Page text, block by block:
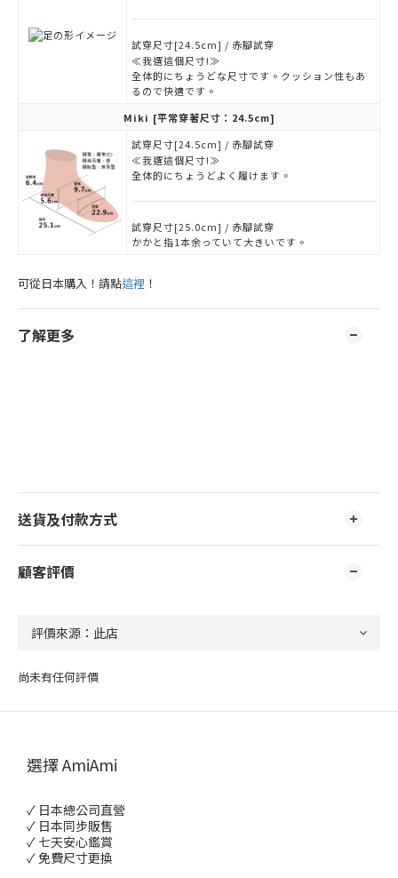
試穿尺寸[24.5cm] / 赤腳試穿
≪我選這個尺寸!≫
全体的にちょうどな尺寸です。クッション性もあ
るので快適です。
Miki [平常穿著尺寸：24.5cm]
試穿尺寸[24.5cm] / 赤腳試穿
≪我選這個尺寸!≫
全体的にちょうどよく履けます。
試穿尺寸[25.0cm] / 赤腳試穿
かかと指1本余っていて大きいです。
可從日本購入！請點這裡 ！
了解更多
送貨及付款方式
顧客評價
尚未有任何評價
選擇 AmiAmi
✓ 日本總公司直營
✓ 日本同步販售
✓ 七天安心鑑賞
✓ 免費尺寸更換